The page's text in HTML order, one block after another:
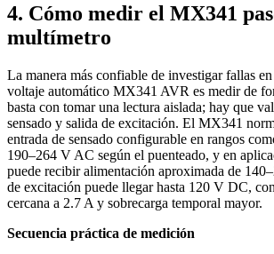
4. Cómo medir el MX341
multímetro
La manera más confiable de investigar fallas
voltaje automático MX341 AVR es medir de
basta con tomar una lectura aislada; hay que
sensado y salida de excitación. El MX341
entrada de sensado configurable en rangos
190–264 V AC según el puenteado, y en
puede recibir alimentación aproximada de
de excitación puede llegar hasta 120 V DC,
cercana a 2.7 A y sobrecarga temporal mayor.
Secuencia práctica de medición